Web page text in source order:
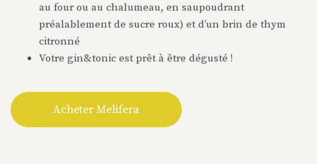
au four ou au chalumeau, en saupoudrant
préalablement de sucre roux) et d’un brin de thym
citronné
Votre gin&tonic est prêt à être dégusté !
Acheter Melifera